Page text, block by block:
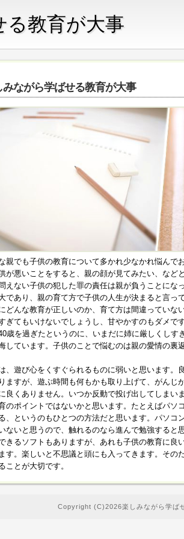
る教育が大事
みながら学ばせる教育が大事
親でも子供の教育について多かれ少なかれ悩んで
が悪いことをすると、親の顔が見てみたい、など
えない子供の犯した罪の責任は親が負うことにな
であり、親の育て方で子供の人生が決まると言っ
どんな教育が正しいのか、育て方は間違っていな
ぎてもいけないでしょうし、甘やかすのもダメで
歳を過ぎたというのに、いまだに姉に厳しくしす
しています。子供のことで悩むのは親の愛情の裏
、遊び心をくすぐられるものに弱いと思います。
ますが、遊ぶ時間も何もかも取り上げて、がんじ
良くありません。いつか反動で投げ出してしまい
のポイントではないかと思います。たとえばパソ
、というのもひとつの方法だと思います。パソコ
ないと思うので、触れるのなら進んで勉強すると
きるソフトもありますが、あれも子供の教育に良
す。楽しいと不思議と頭にも入ってきます。その
ことが大切です。
Copyright (C)2026楽しみながら学ば